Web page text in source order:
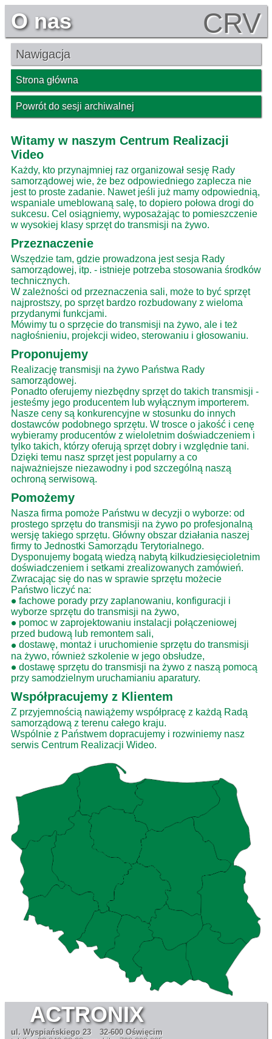
O nas CRV
Nawigacja
Strona główna
Powrót do sesji archiwalnej
Witamy w naszym Centrum Realizacji
Video
Każdy, kto przynajmniej raz organizował sesję Rady
samorządowej wie, że bez odpowiedniego zaplecza nie
jest to proste zadanie. Nawet jeśli już mamy odpowiednią,
wspaniale umeblowaną salę, to dopiero połowa drogi do
sukcesu. Cel osiągniemy, wyposażając to pomieszczenie
w wysokiej klasy sprzęt do transmisji na żywo.
Przeznaczenie
Wszędzie tam, gdzie prowadzona jest sesja Rady
samorządowej, itp. - istnieje potrzeba stosowania środków
technicznych.
W zależności od przeznaczenia sali, może to być sprzęt
najprostszy, po sprzęt bardzo rozbudowany z wieloma
przydanymi funkcjami.
Mówimy tu o sprzęcie do transmisji na żywo, ale i też
nagłośnieniu, projekcji wideo, sterowaniu i głosowaniu.
Proponujemy
Realizację transmisji na żywo Państwa Rady
samorządowej.
Ponadto oferujemy niezbędny sprzęt do takich transmisji -
jesteśmy jego producentem lub wyłącznym importerem.
Nasze ceny są konkurencyjne w stosunku do innych
dostawców podobnego sprzętu. W trosce o jakość i cenę
wybieramy producentów z wieloletnim doświadczeniem i
tylko takich, którzy oferują sprzęt dobry i względnie tani.
Dzięki temu nasz sprzęt jest popularny a co
najważniejsze niezawodny i pod szczególną naszą
ochroną serwisową.
Pomożemy
Nasza firma pomoże Państwu w decyzji o wyborze: od
prostego sprzętu do transmisji na żywo po profesjonalną
wersję takiego sprzętu. Główny obszar działania naszej
firmy to Jednostki Samorządu Terytorialnego.
Dysponujemy bogatą wiedzą nabytą kilkudziesięcioletnim
doświadczeniem i setkami zrealizowanych zamówień.
Zwracając się do nas w sprawie sprzętu możecie
Państwo liczyć na:
• fachowe porady przy zaplanowaniu, konfiguracji i
wyborze sprzętu do transmisji na żywo,
• pomoc w zaprojektowaniu instalacji połączeniowej
przed budową lub remontem sali,
• dostawę, montaż i uruchomienie sprzętu do transmisji
na żywo, również szkolenie w jego obsłudze,
• dostawę sprzętu do transmisji na żywo z naszą pomocą
przy samodzielnym uruchamianiu aparatury.
Współpracujemy z Klientem
Z przyjemnością nawiążemy współpracę z każdą Radą
samorządową z terenu całego kraju.
Wspólnie z Państwem dopracujemy i rozwiniemy nasz
serwis Centrum Realizacji Wideo.
ACTRONIX
ul. Wyspiańskiego 23
32-600 Oświęcim